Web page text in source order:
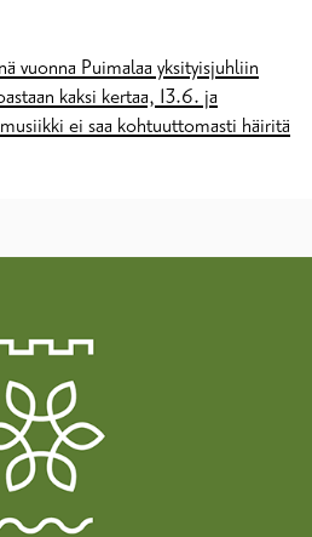
vuonna Puimalaa yksityisjuhliin
kaksi kertaa, 13.6. ja
ei saa kohtuuttomasti häiritä